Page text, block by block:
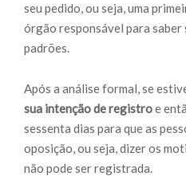
seu pedido, ou seja, uma
órgão responsável para
padrões.
Após a análise formal, se
sua intenção de registroe
sessenta dias para que as
oposição, ou seja, dizer os
não pode ser registrada.